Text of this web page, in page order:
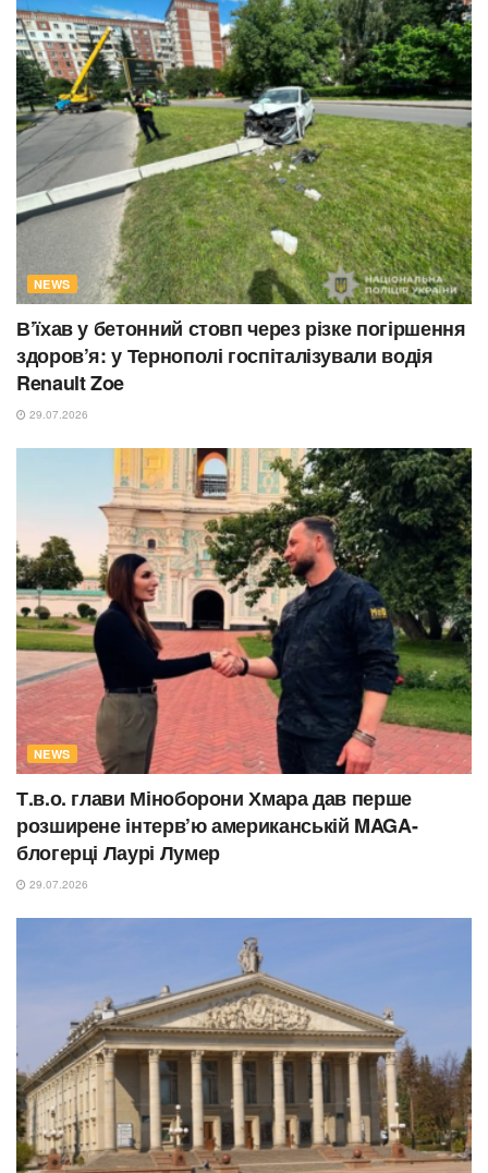
NEWS
В’їхав у бетонний стовп через різке погіршення
здоров’я: у Тернополі госпіталізували водія
Renault Zoe
29.07.2026
NEWS
Т.в.о. глави Міноборони Хмара дав перше
розширене інтерв’ю американській MAGA-
блогерці Лаурі Лумер
29.07.2026